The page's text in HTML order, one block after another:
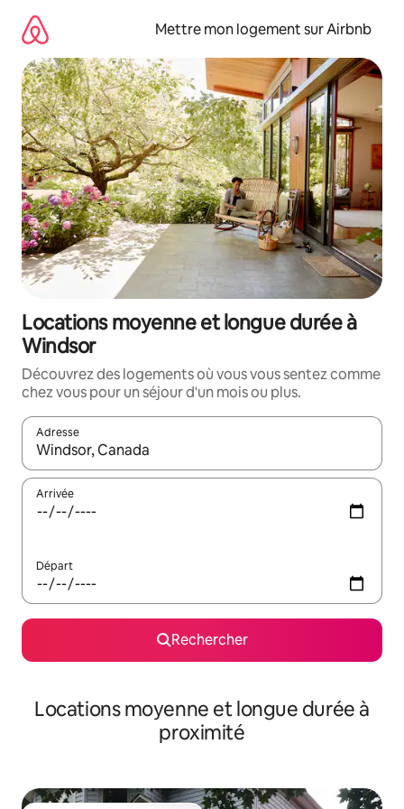
directement
contenu
Mettre mon logement sur Airbnb
Locations moyenne et longue durée à
Windsor
Découvrez des logements où vous vous sentez comme
chez vous pour un séjour d'un mois ou plus.
Adresse
Lorsque les résultats s'affichent, utilisez les flèches vers le
Arrivée
Départ
Rechercher
Locations moyenne et longue durée à
proximité